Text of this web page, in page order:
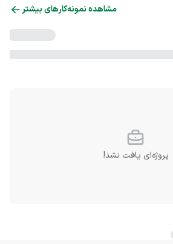
مشاهده نمونه‌کارهای بیشتر
پروژه‌ای یافت نشد!